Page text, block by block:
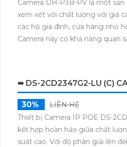
hình ảnh trung thực và giám sát
Camera DH-P3B-PV là một
xem xét với chất lượng với giá
các hộ gia đình, cửa hàng nhỏ
Camera này có khả năng quan
thông minh.
➠ DS-2CD2347G2-LU (C)
30%
LIÊN HỆ
Thiết bị Camera IP POE DS-
kết hợp hoàn hảo giữa chất
suất cao. Với độ phân giải lên